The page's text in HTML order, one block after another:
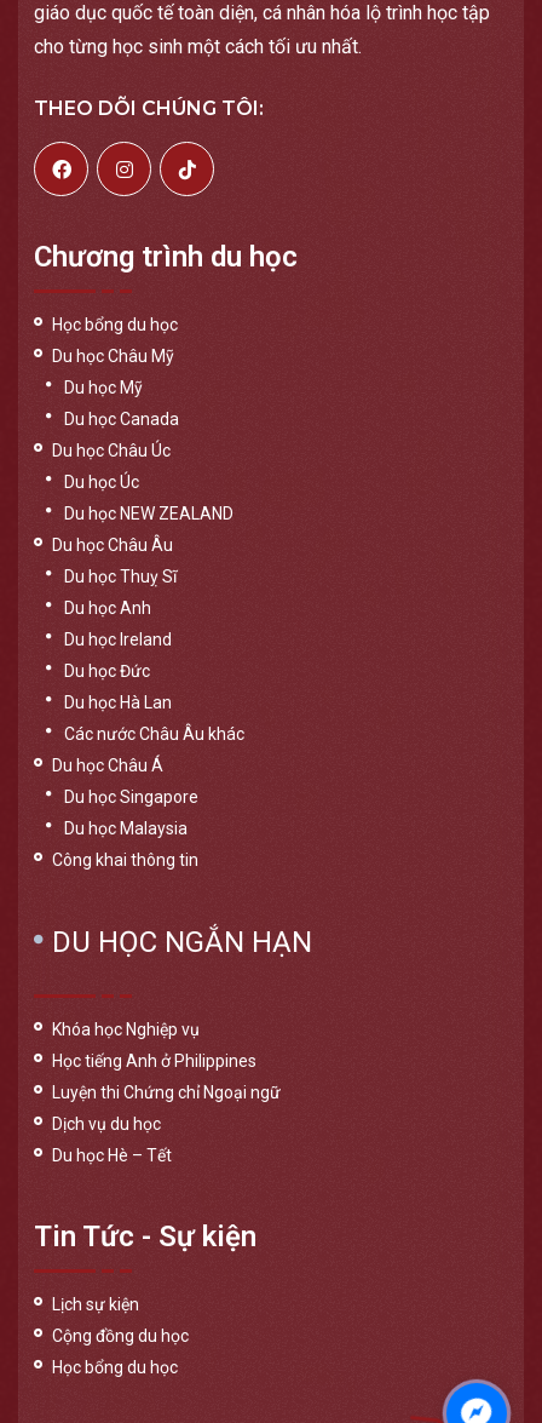
giáo dục quốc tế toàn diện, cá nhân hóa lộ trình học tập
cho từng học sinh một cách tối ưu nhất.
THEO DÕI CHÚNG TÔI:
Chương trình du học
Học bổng du học
Du học Châu Mỹ
Du học Mỹ
Du học Canada
Du học Châu Úc
Du học Úc
Du học NEW ZEALAND
Du học Châu Âu
Du học Thuỵ Sĩ
Du học Anh
Du học Ireland
Du học Đức
Du học Hà Lan
Các nước Châu Âu khác
Du học Châu Á
Du học Singapore
Du học Malaysia
Công khai thông tin
DU HỌC NGẮN HẠN
Khóa học Nghiệp vụ
Học tiếng Anh ở Philippines
Luyện thi Chứng chỉ Ngoại ngữ
Dịch vụ du học
Du học Hè – Tết
Tin Tức - Sự kiện
Lịch sự kiện
Cộng đồng du học
Học bổng du học